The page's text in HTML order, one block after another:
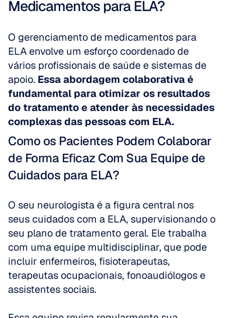
Medicamentos para ELA?
O gerenciamento de medicamentos para
ELA envolve um esforço coordenado de
vários profissionais de saúde e sistemas de
apoio. Essa abordagem colaborativa é
fundamental para otimizar os resultados
do tratamento e atender às necessidades
complexas das pessoas com ELA.
Como os Pacientes Podem Colaborar
de Forma Eficaz Com Sua Equipe de
Cuidados para ELA?
O seu neurologista é a figura central nos
seus cuidados com a ELA, supervisionando o
seu plano de tratamento geral. Ele trabalha
com uma equipe multidisciplinar, que pode
incluir enfermeiros, fisioterapeutas,
terapeutas ocupacionais, fonoaudiólogos e
assistentes sociais.